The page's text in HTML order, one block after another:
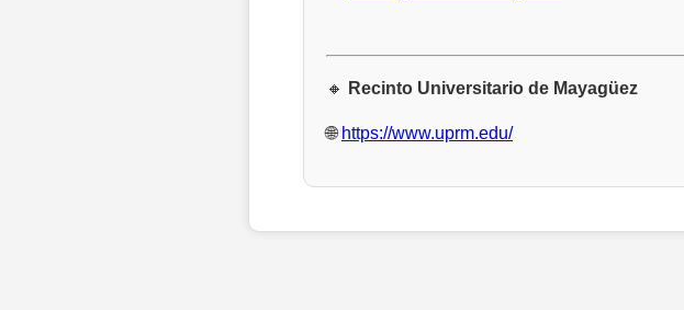
🔸 Recinto Universitario de Mayagüez
🌐 https://www.uprm.edu/